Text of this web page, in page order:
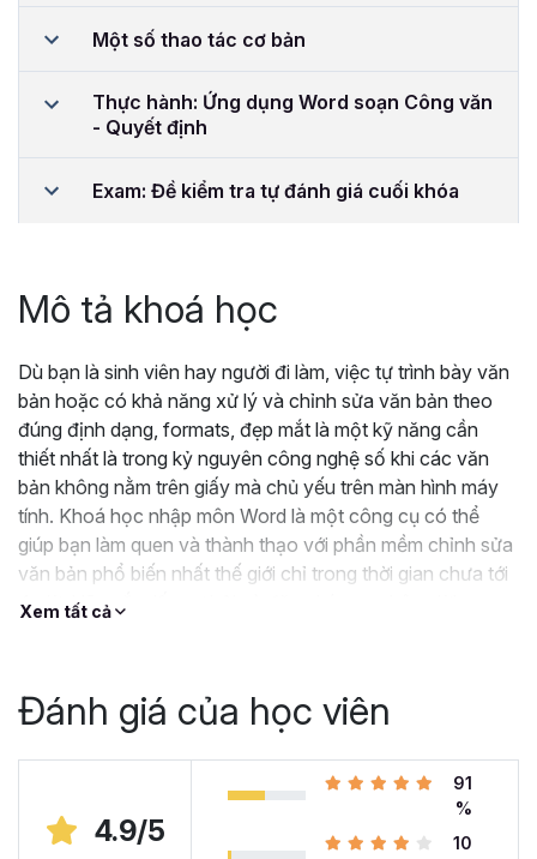
Một số thao tác cơ bản
Thực hành: Ứng dụng Word soạn Công văn
- Quyết định
Exam: Đề kiểm tra tự đánh giá cuối khóa
Mô tả khoá học
Dù bạn là sinh viên hay người đi làm, việc tự trình bày văn
bản hoặc có khả năng xử lý và chỉnh sửa văn bản theo
đúng định dạng, formats, đẹp mắt là một kỹ năng cần
thiết nhất là trong kỷ nguyên công nghệ số khi các văn
bản không nằm trên giấy mà chủ yếu trên màn hình máy
tính. Khoá học nhập môn Word là một công cụ có thể
giúp bạn làm quen và thành thạo với phần mềm chỉnh sửa
văn bản phổ biến nhất thế giới chỉ trong thời gian chưa tới
4 giờ. Hãy nắm lấy cơ hội và đăng ký ngay bây giờ!
Xem tất cả
Đánh giá của học viên
4.9/5
91
%
10